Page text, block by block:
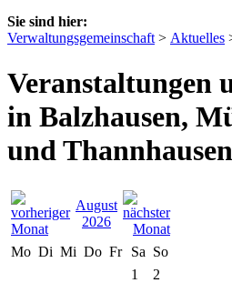
Sie sind hier:
Verwaltungsgemeinschaft > Aktuelles
Veranstaltungen
in Balzhausen,
und Thannhausen
August
2026
Mo Di Mi Do Fr Sa So
1
2